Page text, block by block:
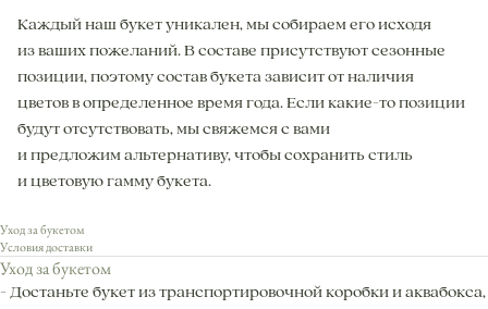
Каждый наш букет уникален, мы собираем его исходя
из ваших пожеланий. В составе присутствуют сезонные
позиции, поэтому состав букета зависит от наличия
цветов в определенное время года. Если какие-то позиции
будут отсутствовать, мы свяжемся с вами
и предложим альтернативу, чтобы сохранить стиль
и цветовую гамму букета.
Уход за букетом
Условия доставки
Уход за букетом
- Достаньте букет из транспортировочной коробки и аквабокса,